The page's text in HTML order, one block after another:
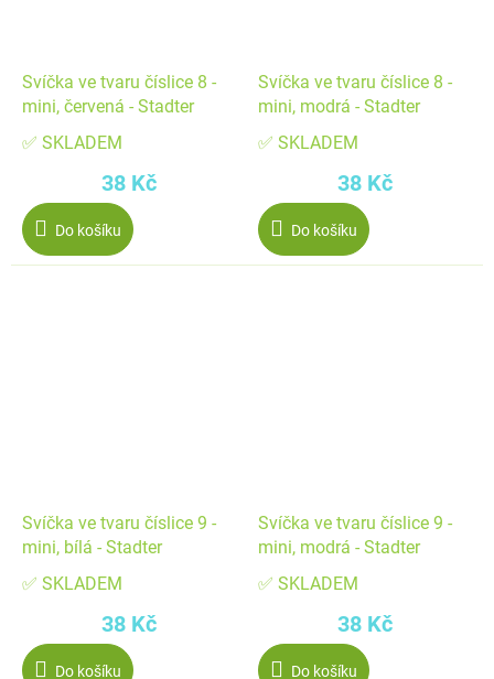
Svíčka ve tvaru číslice 8 -
mini, červená - Stadter
✅ SKLADEM
38 Kč
Do košíku
Svíčka ve tvaru číslice 8 -
mini, modrá - Stadter
✅ SKLADEM
38 Kč
Do košíku
Svíčka ve tvaru číslice 9 -
mini, bílá - Stadter
✅ SKLADEM
38 Kč
Do košíku
Svíčka ve tvaru číslice 9 -
mini, modrá - Stadter
✅ SKLADEM
38 Kč
Do košíku